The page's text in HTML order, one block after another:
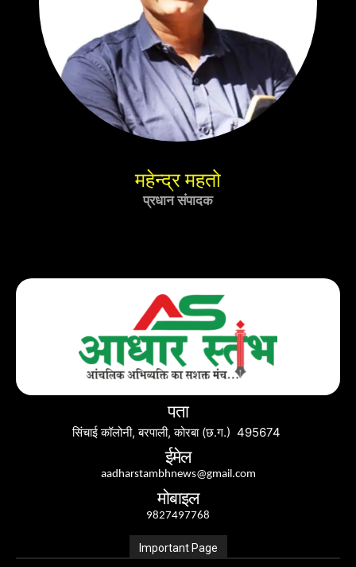
महेन्द्र महतो
प्रधान संपादक
पता
सिंचाई कॉलोनी, बरपाली, कोरबा (छ.ग.) 495674
ईमेल
aadharstambhnews@gmail.com
मोबाइल
9827497768
Important Page